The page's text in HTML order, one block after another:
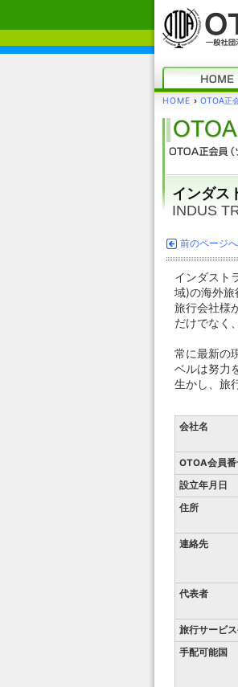
HOME › OTOA正
インダス
INDUS
前のページ
インダスト
域)の海外旅
旅行会社様
だけでなく
常に最新の
ベルは努力
生かし、旅
会社名
OTOA会員番
設立年月日
住所
連絡先
代表者
旅行サービ
手配可能国